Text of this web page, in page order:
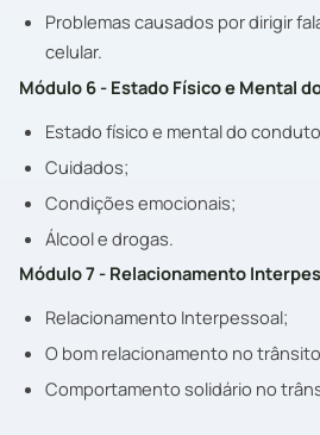
Problemas causados por dirigir
celular.
Módulo 6 - Estado Físico e Mental
Estado físico e mental do
Cuidados;
Condições emocionais;
Álcool e drogas.
Módulo 7 - Relacionamento
Relacionamento Interpessoal;
O bom relacionamento no
Comportamento solidário no